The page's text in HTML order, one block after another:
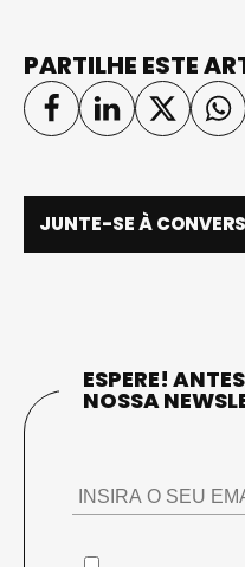
PARTILHE ESTE
JUNTE-SE À
ESPERE!
NOSSA